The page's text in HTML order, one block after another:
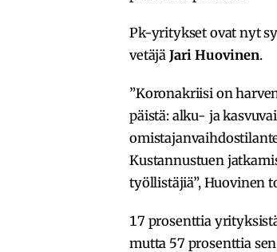
Pk-yritykset ovat nyt
vetäjä Jari Huovinen.
”Koronakriisi on
päistä: alku- ja
Kustannustuen
työllistäjiä”, Huovinen
17 prosenttia
mutta 57 prosenttia